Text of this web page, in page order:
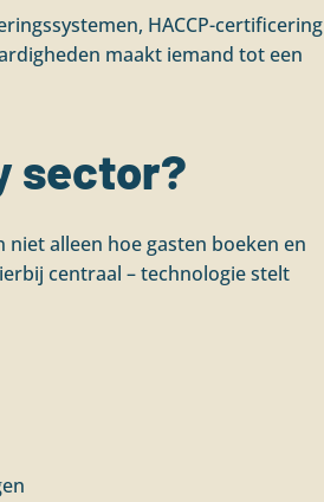
HACCP-certificering
maakt iemand tot een
sector?
alleen hoe gasten boeken en
centraal – technologie stelt